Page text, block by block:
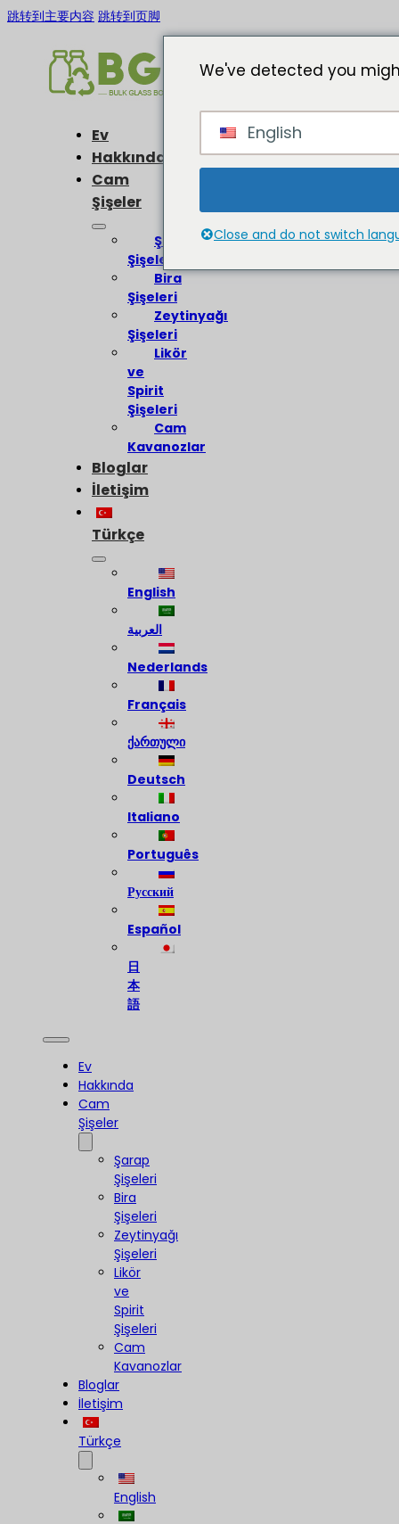
跳转到主要内容 跳转到页脚
Ev
Hakkında
Cam
Şişeler
Şarap
Şişeleri
Bira
Şişeleri
Zeytinyağı
Şişeleri
Likör
ve
Spirit
Şişeleri
Cam
Kavanozlar
Bloglar
İletişim
Türkçe
English
العربية
Nederlands
Français
ქართული
Deutsch
Italiano
Português
Русский
Español
日
本
語
Ev
Hakkında
Cam
Şişeler
Şarap
Şişeleri
Bira
Şişeleri
Zeytinyağı
Şişeleri
Likör
ve
Spirit
Şişeleri
Cam
Kavanozlar
Bloglar
İletişim
Türkçe
English
We've detected you
English
Close and do not switch